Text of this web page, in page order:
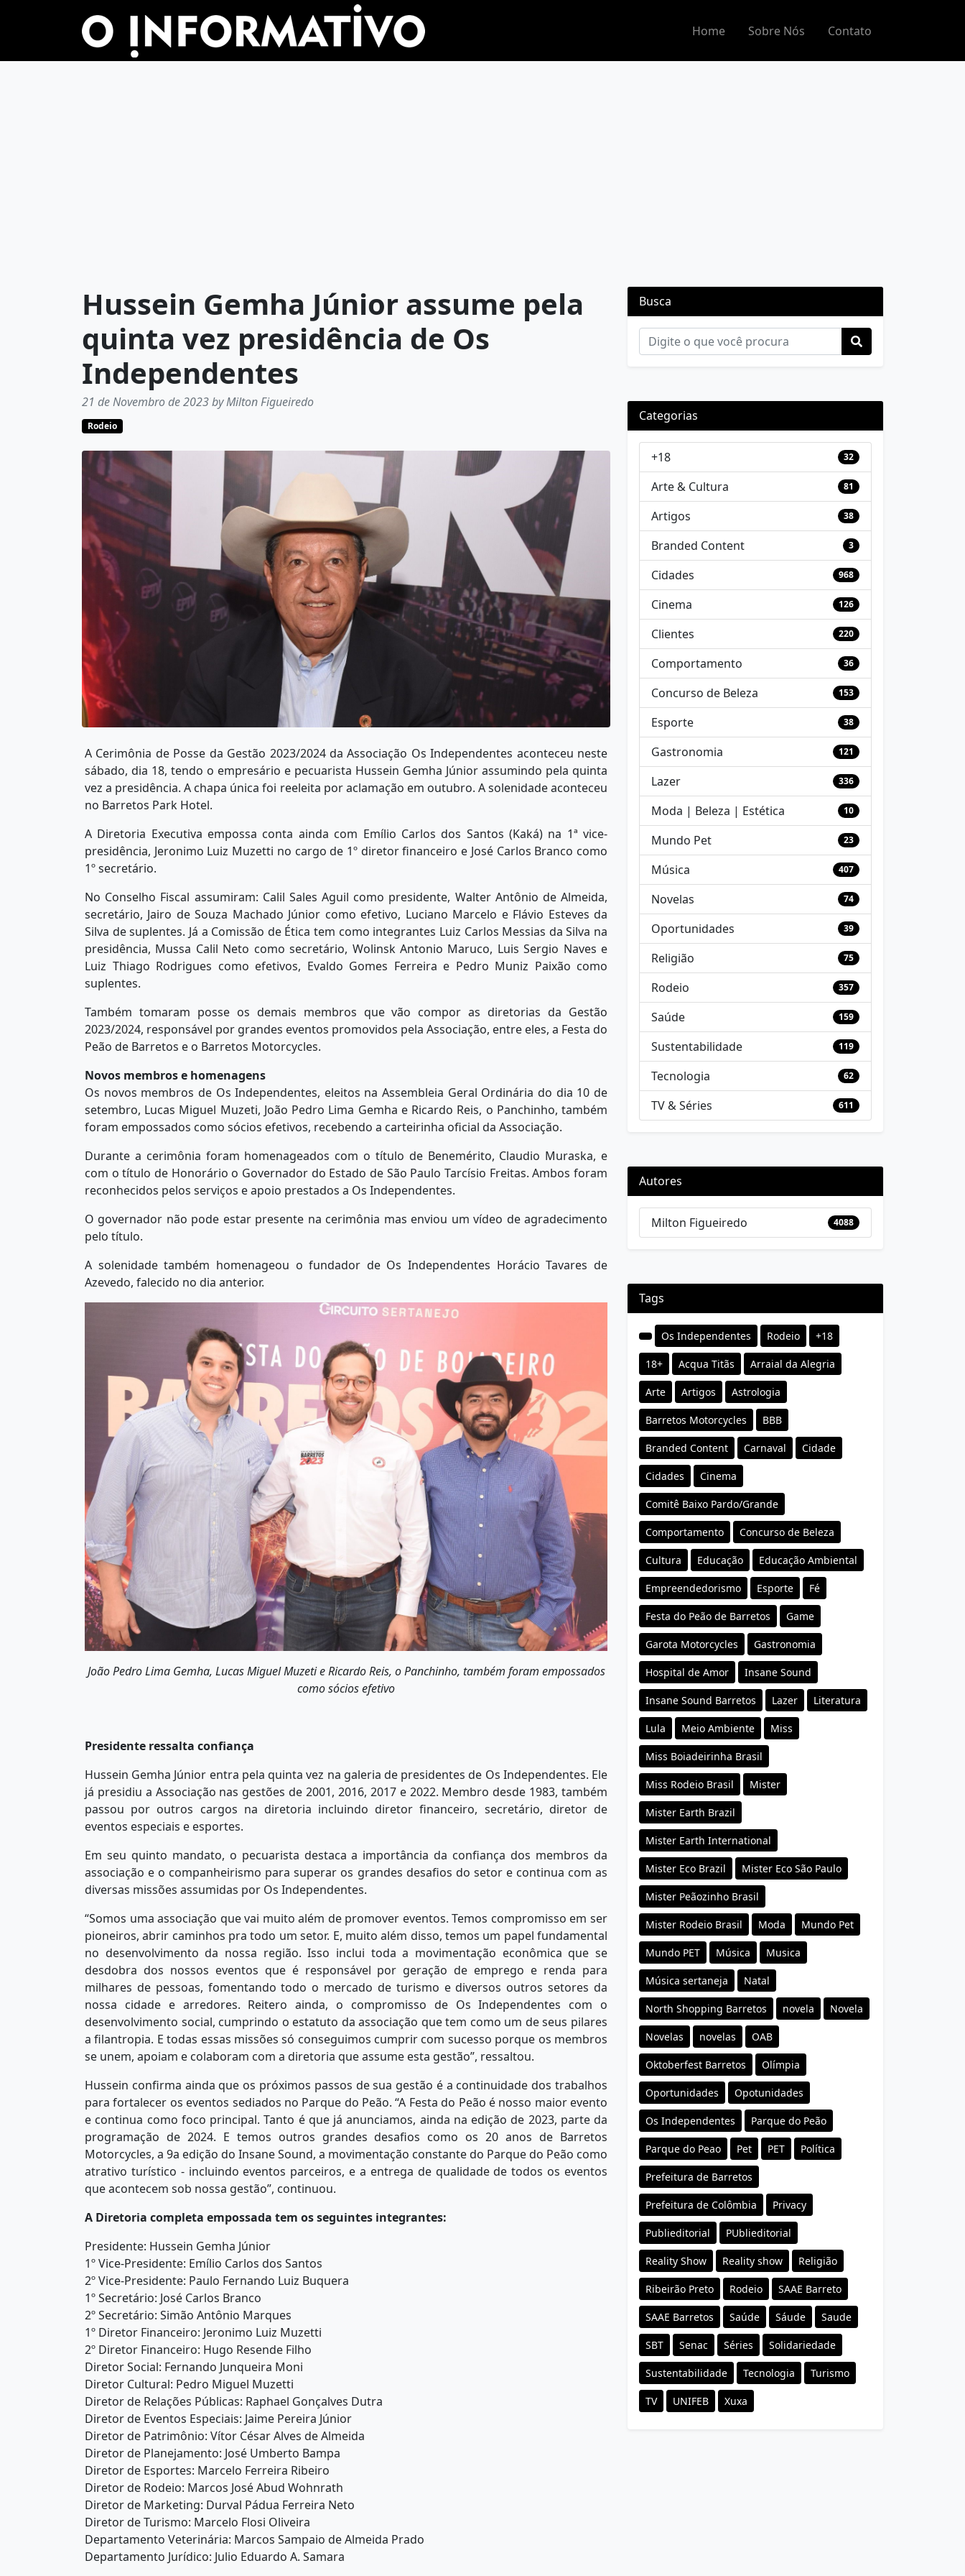
Home Sobre Nós Contato
Hussein Gemha Júnior assume pela
quinta vez presidência de Os
Independentes
21 de Novembro de 2023 by Milton Figueiredo
Rodeio
A Cerimônia de Posse da Gestão 2023/2024 da Associação Os Independentes aconteceu neste
sábado, dia 18, tendo o empresário e pecuarista Hussein Gemha Júnior assumindo pela quinta
vez a presidência. A chapa única foi reeleita por aclamação em outubro. A solenidade aconteceu
no Barretos Park Hotel.
A Diretoria Executiva empossa conta ainda com Emílio Carlos dos Santos (Kaká) na 1ª vice-
presidência, Jeronimo Luiz Muzetti no cargo de 1º diretor financeiro e José Carlos Branco como
1º secretário.
No Conselho Fiscal assumiram: Calil Sales Aguil como presidente, Walter Antônio de Almeida,
secretário, Jairo de Souza Machado Júnior como efetivo, Luciano Marcelo e Flávio Esteves da
Silva de suplentes. Já a Comissão de Ética tem como integrantes Luiz Carlos Messias da Silva na
presidência, Mussa Calil Neto como secretário, Wolinsk Antonio Maruco, Luis Sergio Naves e
Luiz Thiago Rodrigues como efetivos, Evaldo Gomes Ferreira e Pedro Muniz Paixão como
suplentes.
Também tomaram posse os demais membros que vão compor as diretorias da Gestão
2023/2024, responsável por grandes eventos promovidos pela Associação, entre eles, a Festa do
Peão de Barretos e o Barretos Motorcycles.
Novos membros e homenagens
Os novos membros de Os Independentes, eleitos na Assembleia Geral Ordinária do dia 10 de
setembro, Lucas Miguel Muzeti, João Pedro Lima Gemha e Ricardo Reis, o Panchinho, também
foram empossados como sócios efetivos, recebendo a carteirinha oficial da Associação.
Durante a cerimônia foram homenageados com o título de Benemérito, Claudio Muraska, e
com o título de Honorário o Governador do Estado de São Paulo Tarcísio Freitas. Ambos foram
reconhecidos pelos serviços e apoio prestados a Os Independentes.
O governador não pode estar presente na cerimônia mas enviou um vídeo de agradecimento
pelo título.
A solenidade também homenageou o fundador de Os Independentes Horácio Tavares de
Azevedo, falecido no dia anterior.
João Pedro Lima Gemha, Lucas Miguel Muzeti e Ricardo Reis, o Panchinho, também foram empossados
como sócios efetivo
Presidente ressalta confiança
Hussein Gemha Júnior entra pela quinta vez na galeria de presidentes de Os Independentes. Ele
já presidiu a Associação nas gestões de 2001, 2016, 2017 e 2022. Membro desde 1983, também
passou por outros cargos na diretoria incluindo diretor financeiro, secretário, diretor de
eventos especiais e esportes.
Em seu quinto mandato, o pecuarista destaca a importância da confiança dos membros da
associação e o companheirismo para superar os grandes desafios do setor e continua com as
diversas missões assumidas por Os Independentes.
“Somos uma associação que vai muito além de promover eventos. Temos compromisso em ser
pioneiros, abrir caminhos pra todo um setor. E, muito além disso, temos um papel fundamental
no desenvolvimento da nossa região. Isso inclui toda a movimentação econômica que se
desdobra dos nossos eventos que é responsável por geração de emprego e renda para
milhares de pessoas, fomentando todo o mercado de turismo e diversos outros setores da
nossa cidade e arredores. Reitero ainda, o compromisso de Os Independentes com o
desenvolvimento social, cumprindo o estatuto da associação que tem como um de seus pilares
a filantropia. E todas essas missões só conseguimos cumprir com sucesso porque os membros
se unem, apoiam e colaboram com a diretoria que assume esta gestão”, ressaltou.
Hussein confirma ainda que os próximos passos de sua gestão é a continuidade dos trabalhos
para fortalecer os eventos sediados no Parque do Peão. “A Festa do Peão é nosso maior evento
e continua como foco principal. Tanto é que já anunciamos, ainda na edição de 2023, parte da
programação de 2024. E temos outros grandes desafios como os 20 anos de Barretos
Motorcycles, a 9a edição do Insane Sound, a movimentação constante do Parque do Peão como
atrativo turístico - incluindo eventos parceiros, e a entrega de qualidade de todos os eventos
que acontecem sob nossa gestão”, continuou.
A Diretoria completa empossada tem os seguintes integrantes:
Presidente: Hussein Gemha Júnior
1º Vice-Presidente: Emílio Carlos dos Santos
2º Vice-Presidente: Paulo Fernando Luiz Buquera
1º Secretário: José Carlos Branco
2º Secretário: Simão Antônio Marques
1º Diretor Financeiro: Jeronimo Luiz Muzetti
2º Diretor Financeiro: Hugo Resende Filho
Diretor Social: Fernando Junqueira Moni
Diretor Cultural: Pedro Miguel Muzetti
Diretor de Relações Públicas: Raphael Gonçalves Dutra
Diretor de Eventos Especiais: Jaime Pereira Júnior
Diretor de Patrimônio: Vítor César Alves de Almeida
Diretor de Planejamento: José Umberto Bampa
Diretor de Esportes: Marcelo Ferreira Ribeiro
Diretor de Rodeio: Marcos José Abud Wohnrath
Diretor de Marketing: Durval Pádua Ferreira Neto
Diretor de Turismo: Marcelo Flosi Oliveira
Departamento Veterinária: Marcos Sampaio de Almeida Prado
Departamento Jurídico: Julio Eduardo A. Samara
Busca
Categorias
+18 32
Arte & Cultura 81
Artigos 38
Branded Content 3
Cidades 968
Cinema 126
Clientes 220
Comportamento 36
Concurso de Beleza 153
Esporte 38
Gastronomia 121
Lazer 336
Moda | Beleza | Estética 10
Mundo Pet 23
Música 407
Novelas 74
Oportunidades 39
Religião 75
Rodeio 357
Saúde 159
Sustentabilidade 119
Tecnologia 62
TV & Séries 611
Autores
Milton Figueiredo 4088
Tags
Os Independentes Rodeio +18
18+ Acqua Titãs Arraial da Alegria
Arte Artigos Astrologia
Barretos Motorcycles BBB
Branded Content Carnaval Cidade
Cidades Cinema
Comitê Baixo Pardo/Grande
Comportamento Concurso de Beleza
Cultura Educação Educação Ambiental
Empreendedorismo Esporte Fé
Festa do Peão de Barretos Game
Garota Motorcycles Gastronomia
Hospital de Amor Insane Sound
Insane Sound Barretos Lazer Literatura
Lula Meio Ambiente Miss
Miss Boiadeirinha Brasil
Miss Rodeio Brasil Mister
Mister Earth Brazil
Mister Earth International
Mister Eco Brazil Mister Eco São Paulo
Mister Peãozinho Brasil
Mister Rodeio Brasil Moda Mundo Pet
Mundo PET Música Musica
Música sertaneja Natal
North Shopping Barretos novela Novela
Novelas novelas OAB
Oktoberfest Barretos Olímpia
Oportunidades Opotunidades
Os Independentes Parque do Peão
Parque do Peao Pet PET Política
Prefeitura de Barretos
Prefeitura de Colômbia Privacy
Publieditorial PUblieditorial
Reality Show Reality show Religião
Ribeirão Preto Rodeio SAAE Barreto
SAAE Barretos Saúde Sáude Saude
SBT Senac Séries Solidariedade
Sustentabilidade Tecnologia Turismo
TV UNIFEB Xuxa